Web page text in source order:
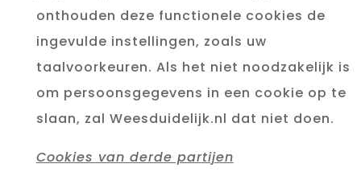
onthouden deze functionele cookies de
ingevulde instellingen, zoals uw
taalvoorkeuren. Als het niet noodzakelijk is
om persoonsgegevens in een cookie op te
slaan, zal Weesduidelijk.nl dat niet doen.
Cookies van derde partijen